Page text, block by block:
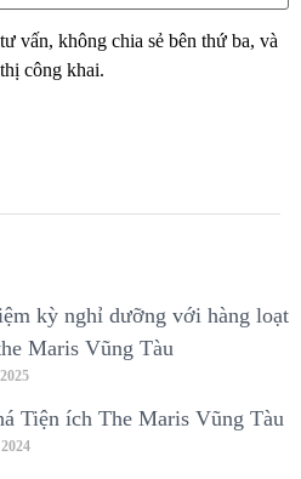
vấn, không chia sẻ bên thứ ba, và
công khai.
kỳ nghỉ dưỡng với hàng loạt
Maris Vũng Tàu
Tiện ích The Maris Vũng Tàu